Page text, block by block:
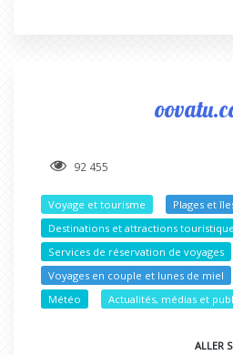
92 455
Voyage et tourisme
Plages et
Destinations et attractions
Services de réservation de voyages
Voyages en couple et lunes de miel
Météo
Actualités, médias et
ALLER